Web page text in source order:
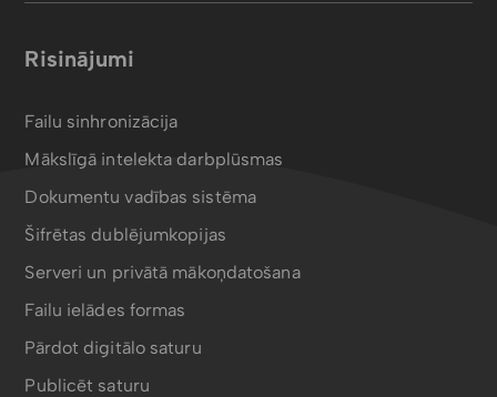
Risinājumi
Failu sinhronizācija
Mākslīgā intelekta darbplūsmas
Dokumentu vadības sistēma
Šifrētas dublējumkopijas
Serveri un privātā mākoņdatošana
Failu ielādes formas
Pārdot digitālo saturu
Publicēt saturu